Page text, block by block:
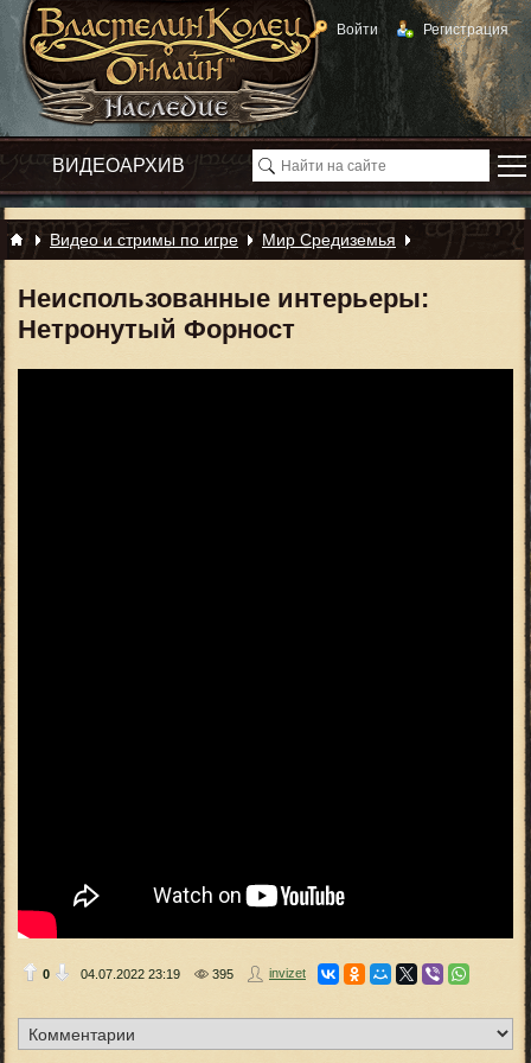
Войти Регистрация
Видео и стримы по игре Мир Средиземья
Неиспользованные интерьеры:
Нетронутый Форност
0 04.07.2022 23:19 395 invizet